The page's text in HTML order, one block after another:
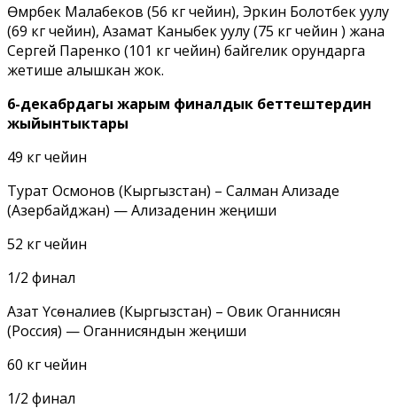
Өмүрбек Малабеков (56 кг чейин), Эркин Болотбек уулу
(69 кг чейин), Азамат Каныбек уулу (75 кг чейин ) жана
Сергей Паренко (101 кг чейин) байгелик орундарга
жетише алышкан жок.
6-декабрдагы жарым финалдык беттештердин
жыйынтыктары
49 кг чейин
Турат Осмонов (Кыргызстан) – Салман Ализаде
(Азербайджан) — Ализаденин жеңиши
52 кг чейин
1/2 финал
Азат Үсөналиев (Кыргызстан) – Овик Оганнисян
(Россия) — Оганнисяндын жеңиши
60 кг чейин
1/2 финал